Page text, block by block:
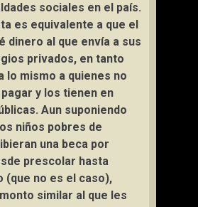
sociales en el país.
es equivalente a que el
dinero al que envía a sus
privados, en tanto
lo mismo a quienes no
y los tienen en
Aun suponiendo
niños pobres de
una beca por
prescolar hasta
(que no es el caso),
similar al que les